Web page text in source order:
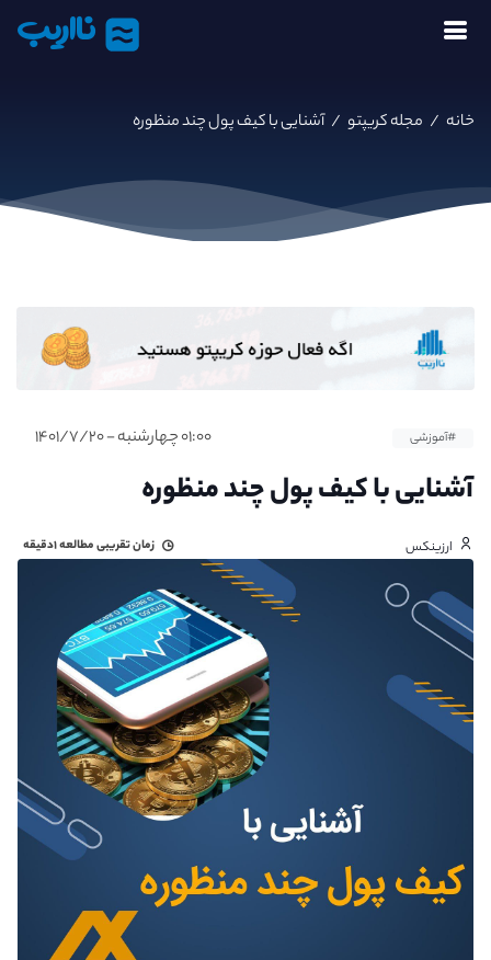
نااریب
خانه / مجله کریپتو /آشنایی با کیف پول چند منظوره
#آموزشی ۰۱:۰۰ چهارشنبه - ۱۴۰۱/۷/۲۰
آشنایی با کیف پول چند منظوره
ارزینکس زمان تقریبی مطالعه۱دقیقه